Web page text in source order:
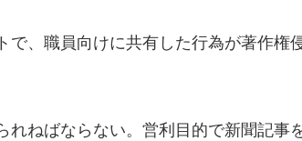
で、職員向けに共有した行為が著作
れねばならない。営利目的で新聞記事